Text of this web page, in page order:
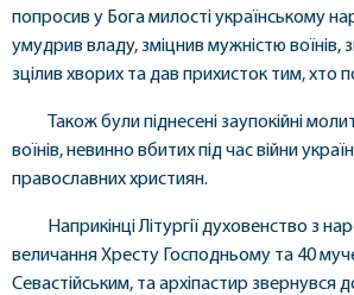
попросив у Бога милості українському
умудрив владу, зміцнив мужністю воїнів,
зцілив хворих та дав прихисток тим, хто
Також були піднесені заупокійні
воїнів, невинно вбитих під час війни
православних християн.
Наприкінці Літургії духовенство з
величання Хресту Господньому та 40
Севастійським, та архіпастир звернувся